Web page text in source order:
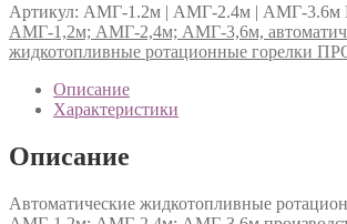
Артикул: АМГ-1.2м | АМГ-2.4м | АМГ-3.6м
АМГ-1,2м; АМГ-2,4м; АМГ-3,6м,
жидкотопливные ротационные горелки
Описание
Характеристики
Описание
Автоматические жидкотопливные